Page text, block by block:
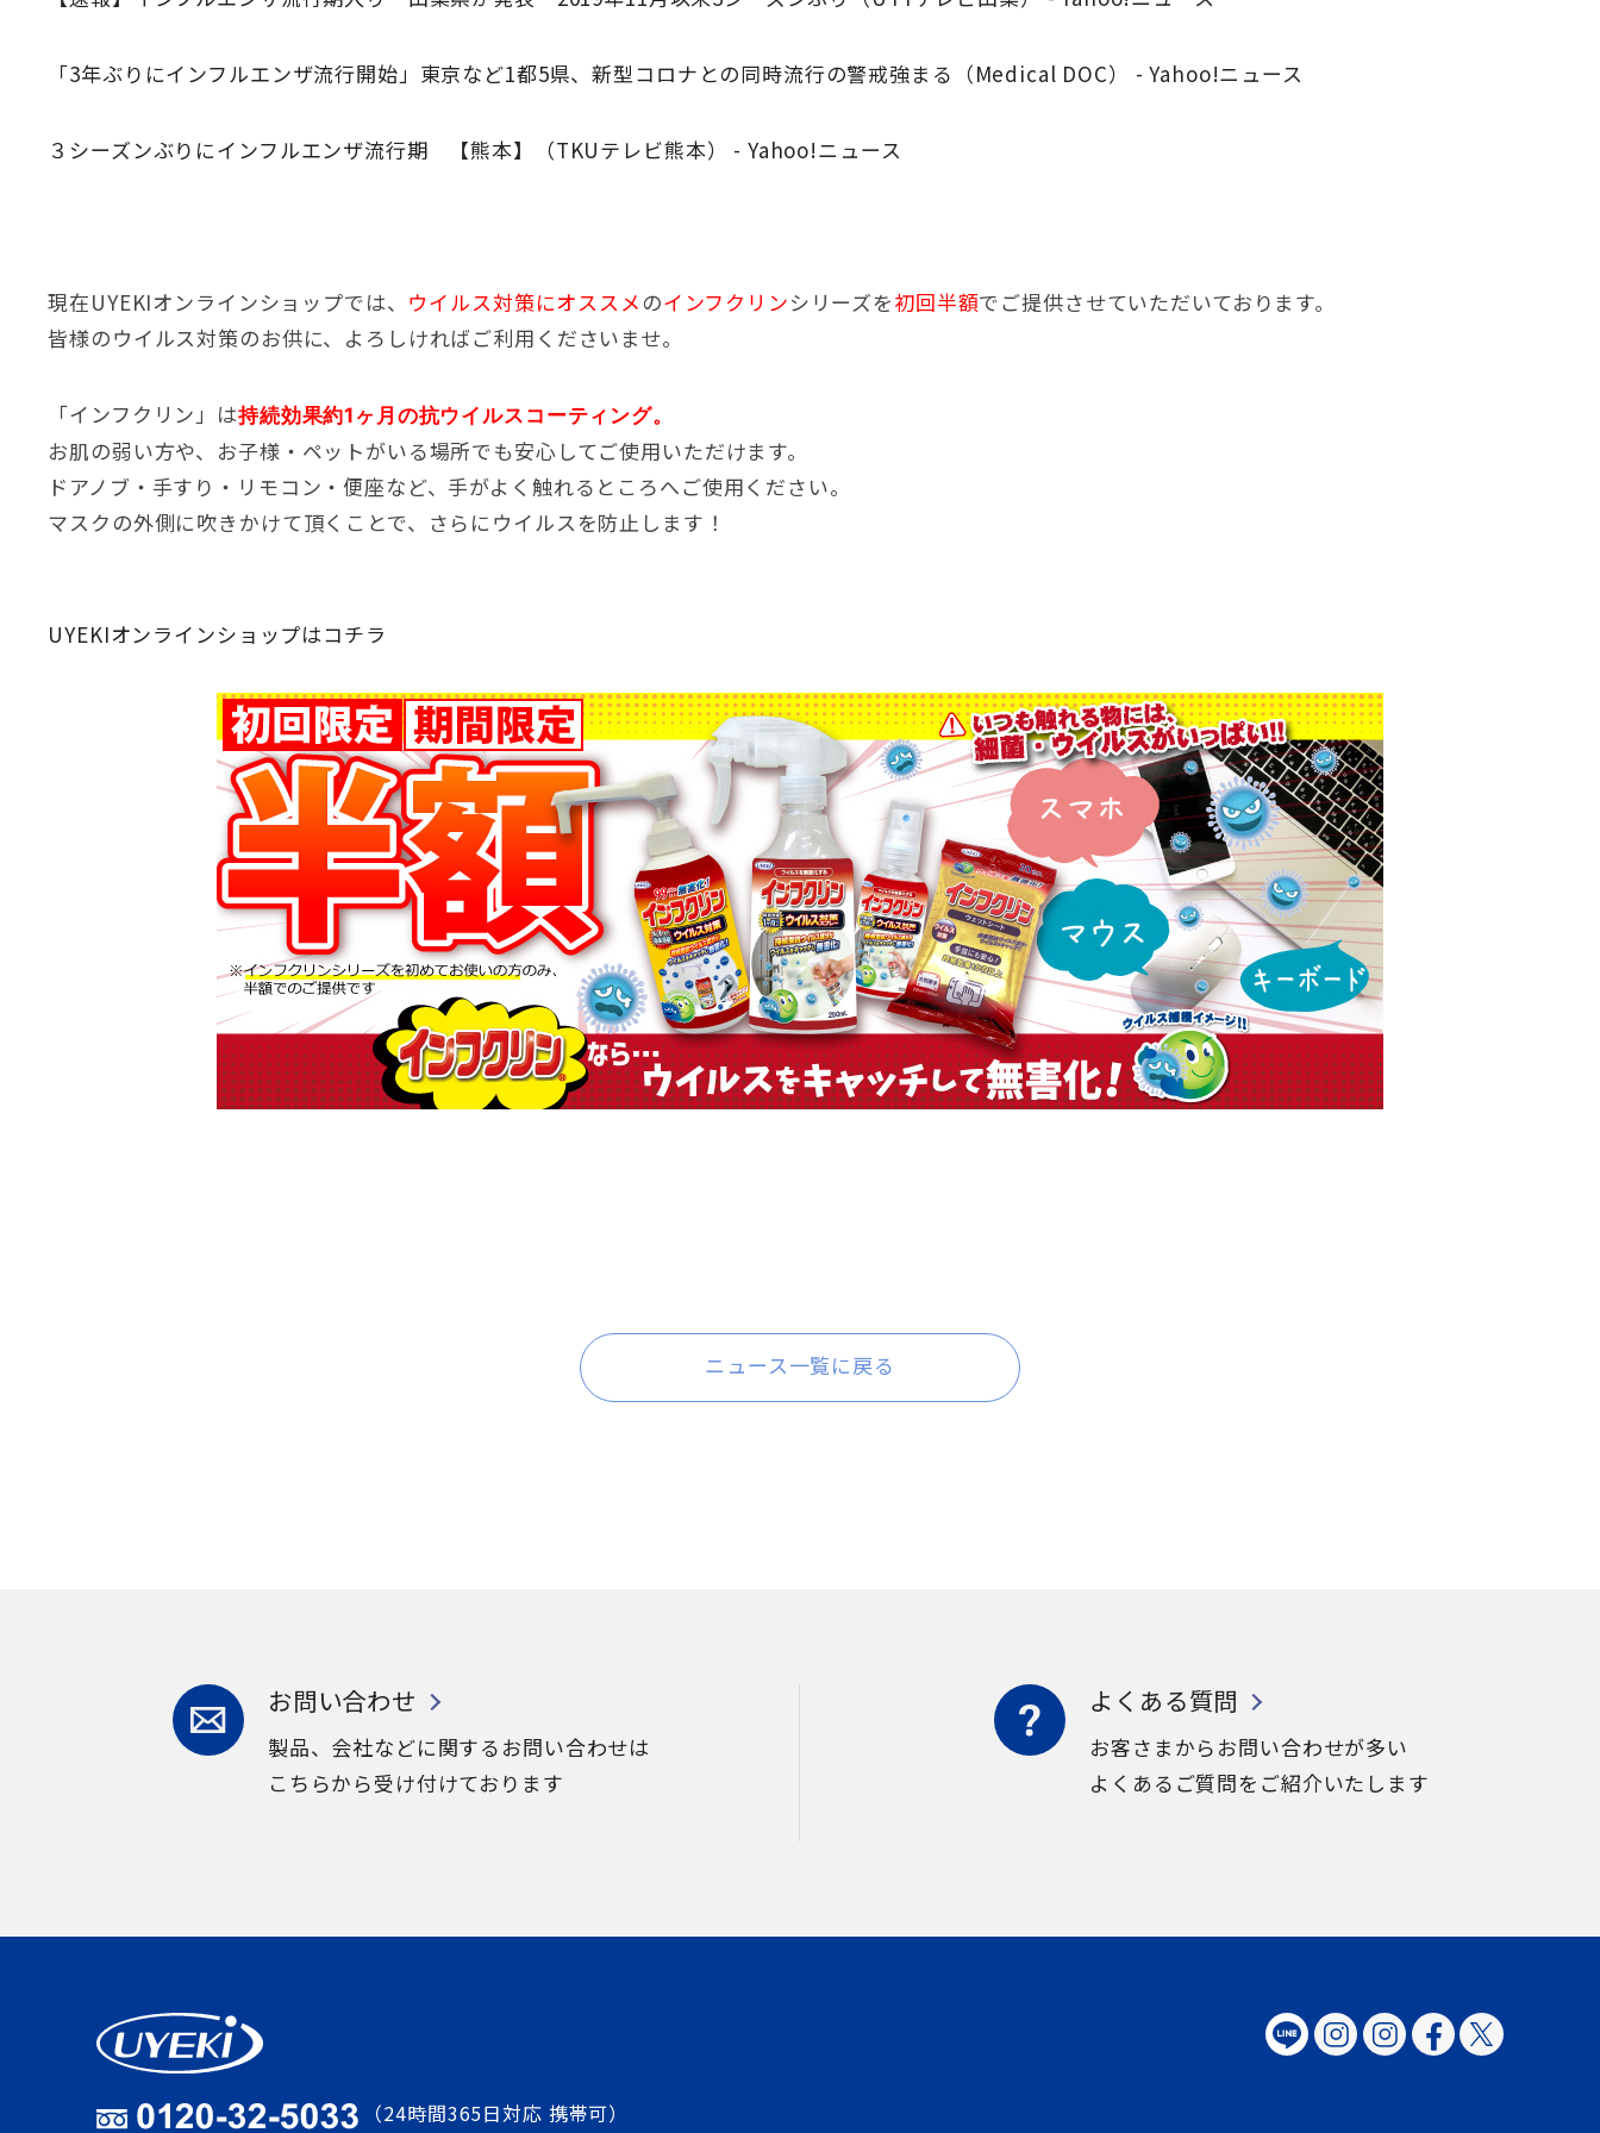
「3年ぶりにインフルエンザ流行開始」東京など1都5県、新型コロナとの同時流行の警戒強まる（Medical DOC） - Yahoo!ニュース
３シーズンぶりにインフルエンザ流行期 【熊本】（TKUテレビ熊本） - Yahoo!ニュース
現在UYEKIオンラインショップでは、 ウイルス対策にオススメのインフクリンシリーズを初回半額でご提供させていただいております。
皆様のウイルス対策のお供に、よろしければご利用くださいませ。
「インフクリン」は持続効果約1ヶ月の抗ウイルスコーティング。
お肌の弱い方や、お子様・ペットがいる場所でも安心してご使用いただけます。
ドアノブ・手すり・リモコン・便座など、手がよく触れるところへご使用ください。
マスクの外側に吹きかけて頂くことで、さらにウイルスを防止します！
UYEKIオンラインショップはコチラ
ニュース一覧に戻る
お問い合わせ
製品、会社などに関するお問い合わせは
こちらから受け付けております
よくある質問
お客さまからお問い合わせが多い
よくあるご質問をご紹介いたします
（24時間365日対応 携帯可）